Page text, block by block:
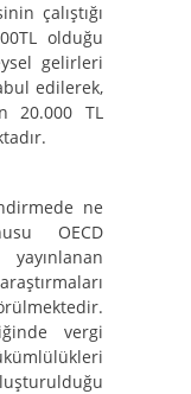
çalıştığı
olduğu
gelirleri
edilerek,
20.000 TL
ne
OECD
vergi